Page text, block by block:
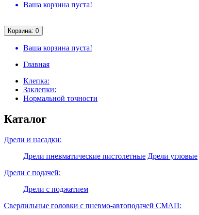
Ваша корзина пуста!
Корзина: 0
Ваша корзина пуста!
Главная
Клепка:
Заклепки:
Нормальной точности
Каталог
Дрели и насадки:
Дрели пневматические пистолетные Дрели угловые
Дрели с подачей:
Дрели с поджатием
Сверлильные головки с пневмо-автоподачей СМАП: